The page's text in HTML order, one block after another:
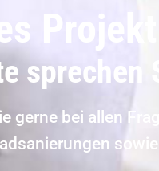
sprechen
gerne bei allen